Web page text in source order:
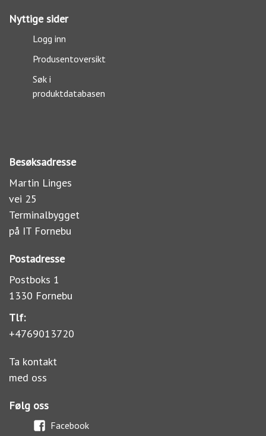
Nyttige sider
Logg inn
Produsentoversikt
Søk i
produktdatabasen
Besøksadresse
Martin Linges
vei 25
Terminalbygget
på IT Fornebu
Postadresse
Postboks 1
1330 Fornebu
Tlf:
+4769013720
Ta kontakt
med oss
Følg oss
Facebook